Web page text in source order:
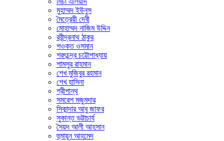
মুহাম্মদ ইউনুস
মৈত্রেয়ী দেবী
মোহাম্মদ নাজিম উদ্দিন
রবীন্দ্রনাথ ঠাকুর
শওকত ওসমান
শরৎচন্দ্র চট্টোপাধ্যায়
শামসুর রাহমান
শেখ মুজিবুর রহমান
শেখ হাসিনা
শ্রীপান্থ
সমরেশ মজুমদার
সিকান্দার আবু জাফর
সুকান্ত ভট্টাচার্য
সৈয়দ আলী আহসান
হুমায়ূন আহমেদ